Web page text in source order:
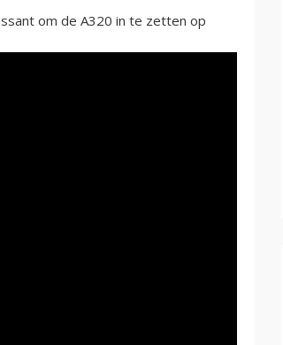
om de A320 in te zetten op